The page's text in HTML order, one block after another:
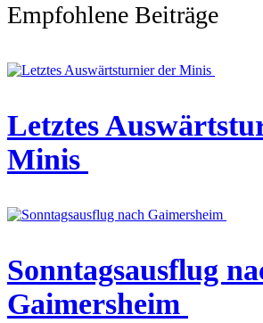
Empfohlene Beiträge
Letztes
Minis
Sonntagsausflug
Gaimersheim